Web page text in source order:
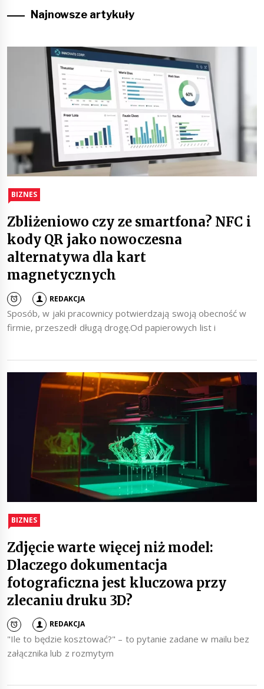
Najnowsze artykuły
BIZNES
Zbliżeniowo czy ze smartfona? NFC i
kody QR jako nowoczesna
alternatywa dla kart
magnetycznych
REDAKCJA
Sposób, w jaki pracownicy potwierdzają swoją obecność w
firmie, przeszedł długą drogę.Od papierowych list i
BIZNES
Zdjęcie warte więcej niż model:
Dlaczego dokumentacja
fotograficzna jest kluczowa przy
zlecaniu druku 3D?
REDAKCJA
"Ile to będzie kosztować?" – to pytanie zadane w mailu bez
załącznika lub z rozmytym